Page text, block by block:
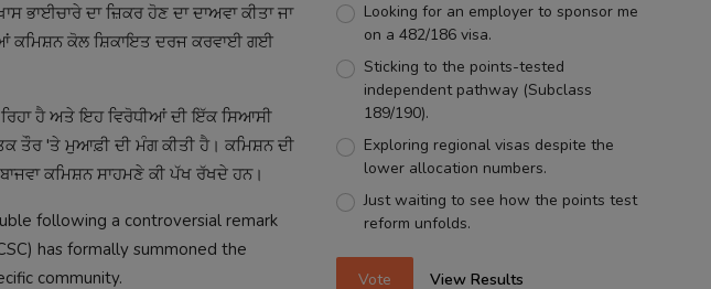
ਭਾਈਚਾਰੇ ਦਾ ਜ਼ਿਕਰ ਹੋਣ ਦਾ ਦਾਅਵਾ ਕੀਤਾ ਜਾ
ਕਮਿਸ਼ਨ ਕੋਲ ਸ਼ਿਕਾਇਤ ਦਰਜ ਕਰਵਾਈ ਗਈ
ਰਿਹਾ ਹੈ ਅਤੇ ਇਹ ਵਿਰੋਧੀਆਂ ਦੀ ਇੱਕ ਸਿਆਸੀ
ਤੌਰ 'ਤੇ ਮੁਆਫ਼ੀ ਦੀ ਮੰਗ ਕੀਤੀ ਹੈ। ਕਮਿਸ਼ਨ ਦੀ
ਕਮਿਸ਼ਨ ਸਾਹਮਣੇ ਕੀ ਪੱਖ ਰੱਖਦੇ ਹਨ।
following a controversial remark
has formally summoned the
community.
Looking for an employer to sponsor me
on a 482/186 visa.
Sticking to the points-tested
independent pathway (Subclass
189/190).
Exploring regional visas despite the
lower allocation numbers.
Just waiting to see how the points test
reform unfolds.
Vote View Results